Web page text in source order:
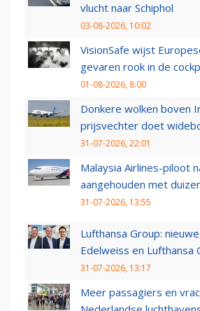
vlucht naar Schiphol
03-08-2026, 10:02
VisionSafe wijst
gevaren rook in de
01-08-2026, 8:00
Donkere wolken boven
prijsvechter doet
31-07-2026, 22:01
Malaysia Airlines-piloot
aangehouden met
31-07-2026, 13:55
Lufthansa Group:
Edelweiss en Lufthansa
31-07-2026, 13:17
Meer passagiers en